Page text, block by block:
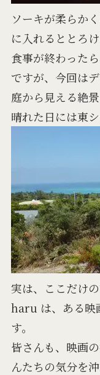
ソーキが柔らか
に入れるととろ
食事が終わった
ですが、今回は
庭から見える絶
晴れた日には東
実は、ここだけ
haru は、ある映
す。
皆さんも、映画
んたちの気分を